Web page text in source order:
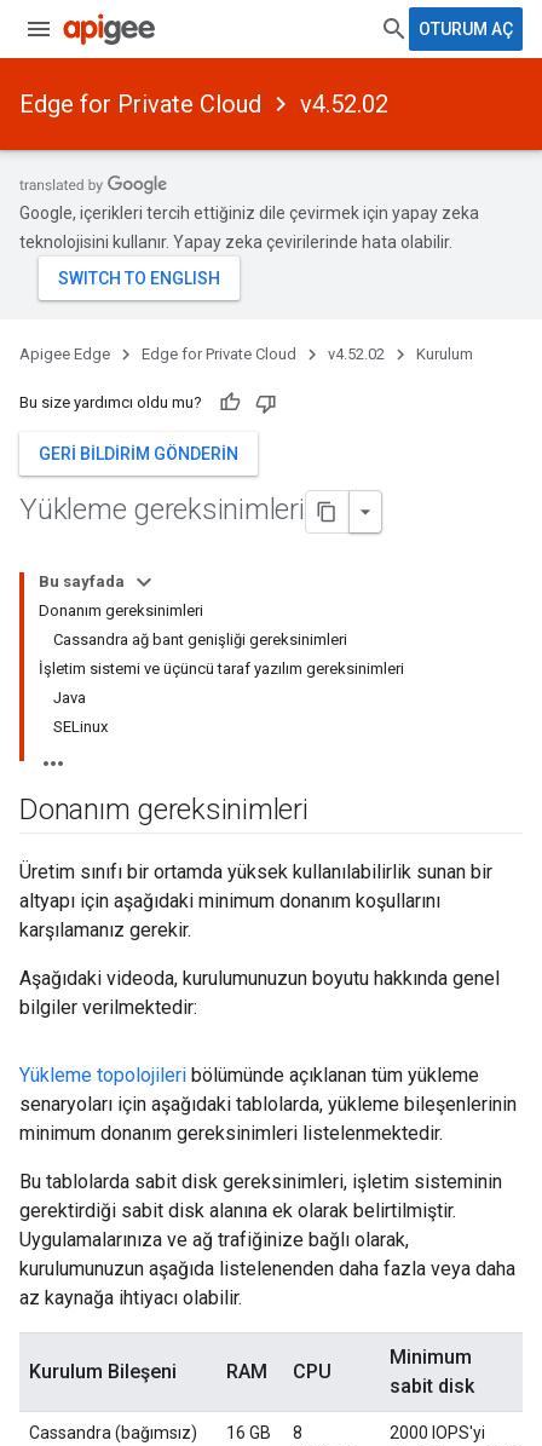
OTURUM AÇ
Edge for Private Cloud v4.52.02
Google, içerikleri tercih ettiğiniz dile çevirmek için yapay zeka
teknolojisini kullanır. Yapay zeka çevirilerinde hata olabilir.
Apigee Edge Edge for Private Cloud v4.52.02 Kurulum
Bu size yardımcı oldu mu?
GERI BILDIRIM GÖNDERIN
Yükleme gereksinimleri
Bu sayfada
Donanım gereksinimleri
Cassandra ağ bant genişliği gereksinimleri
İşletim sistemi ve üçüncü taraf yazılım gereksinimleri
Java
SELinux
Donanım gereksinimleri
Üretim sınıfı bir ortamda yüksek kullanılabilirlik sunan bir
altyapı için aşağıdaki minimum donanım koşullarını
karşılamanız gerekir.
Aşağıdaki videoda, kurulumunuzun boyutu hakkında genel
bilgiler verilmektedir:
Yükleme topolojileri bölümünde açıklanan tüm yükleme
senaryoları için aşağıdaki tablolarda, yükleme bileşenlerinin
minimum donanım gereksinimleri listelenmektedir.
Bu tablolarda sabit disk gereksinimleri, işletim sisteminin
gerektirdiği sabit disk alanına ek olarak belirtilmiştir.
Uygulamalarınıza ve ağ trafiğinize bağlı olarak,
kurulumunuzun aşağıda listelenenden daha fazla veya daha
az kaynağa ihtiyacı olabilir.
Kurulum Bileşeni RAM CPU
Minimum
sabit disk
Cassandra (bağımsız) 16 GB
8
2000 IOPS'yi